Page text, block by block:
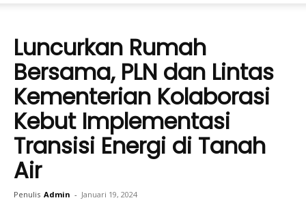
Luncurkan Rumah
Bersama, PLN dan Lintas
Kementerian Kolaborasi
Kebut Implementasi
Transisi Energi di Tanah
Air
Penulis Admin - Januari 19, 2024